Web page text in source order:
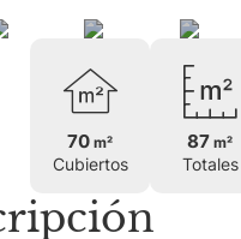
70 m²
Cubiertos
87 m²
Totales